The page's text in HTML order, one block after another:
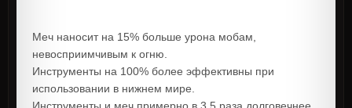
Меч наносит на 15% больше урона мобам,
невосприимчивым к огню.
Инструменты на 100% более эффективны при
использовании в нижнем мире.